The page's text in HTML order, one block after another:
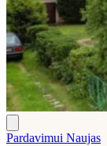
Pardavimui Naujas